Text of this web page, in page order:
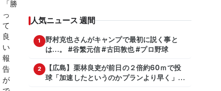
人気ニュース 週間
1
野村克也さんがキャンプで最初に説く事と
は…。 #谷繁元信 #古田敦也 #プロ野球
2
【広島】栗林良吏が前日の２倍約60ｍで投
球「加速したというのかプランより早く」自